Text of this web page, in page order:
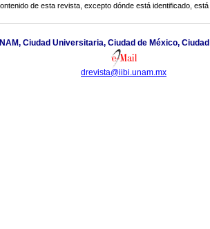
de esta revista, excepto dónde está identificado, está
Ciudad Universitaria, Ciudad de México,
drevista@iibi.unam.mx